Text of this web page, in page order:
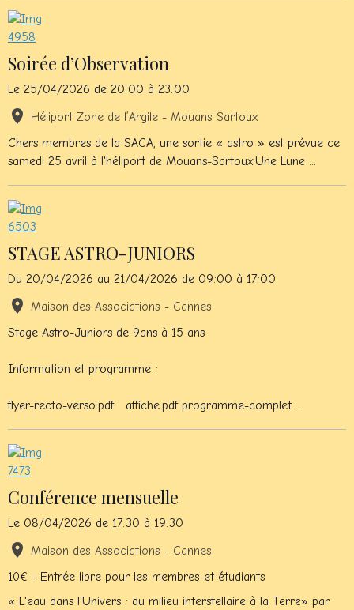
Soirée d’Observation
Le 25/04/2026 de 20:00 à 23:00
Héliport Zone de l’Argile - Mouans Sartoux
Chers membres de la SACA, une sortie « astro » est prévue ce
samedi 25 avril à l'héliport de Mouans-Sartoux.Une Lune ...
STAGE ASTRO-JUNIORS
Du 20/04/2026 au 21/04/2026 de 09:00 à 17:00
Maison des Associations - Cannes
Stage Astro-Juniors de 9ans à 15 ans
Information et programme :
flyer-recto-verso.pdf affiche.pdf programme-complet ...
Conférence mensuelle
Le 08/04/2026 de 17:30 à 19:30
Maison des Associations - Cannes
10€ - Entrée libre pour les membres et étudiants
« L'eau dans l'Univers : du milieu interstellaire à la Terre» par